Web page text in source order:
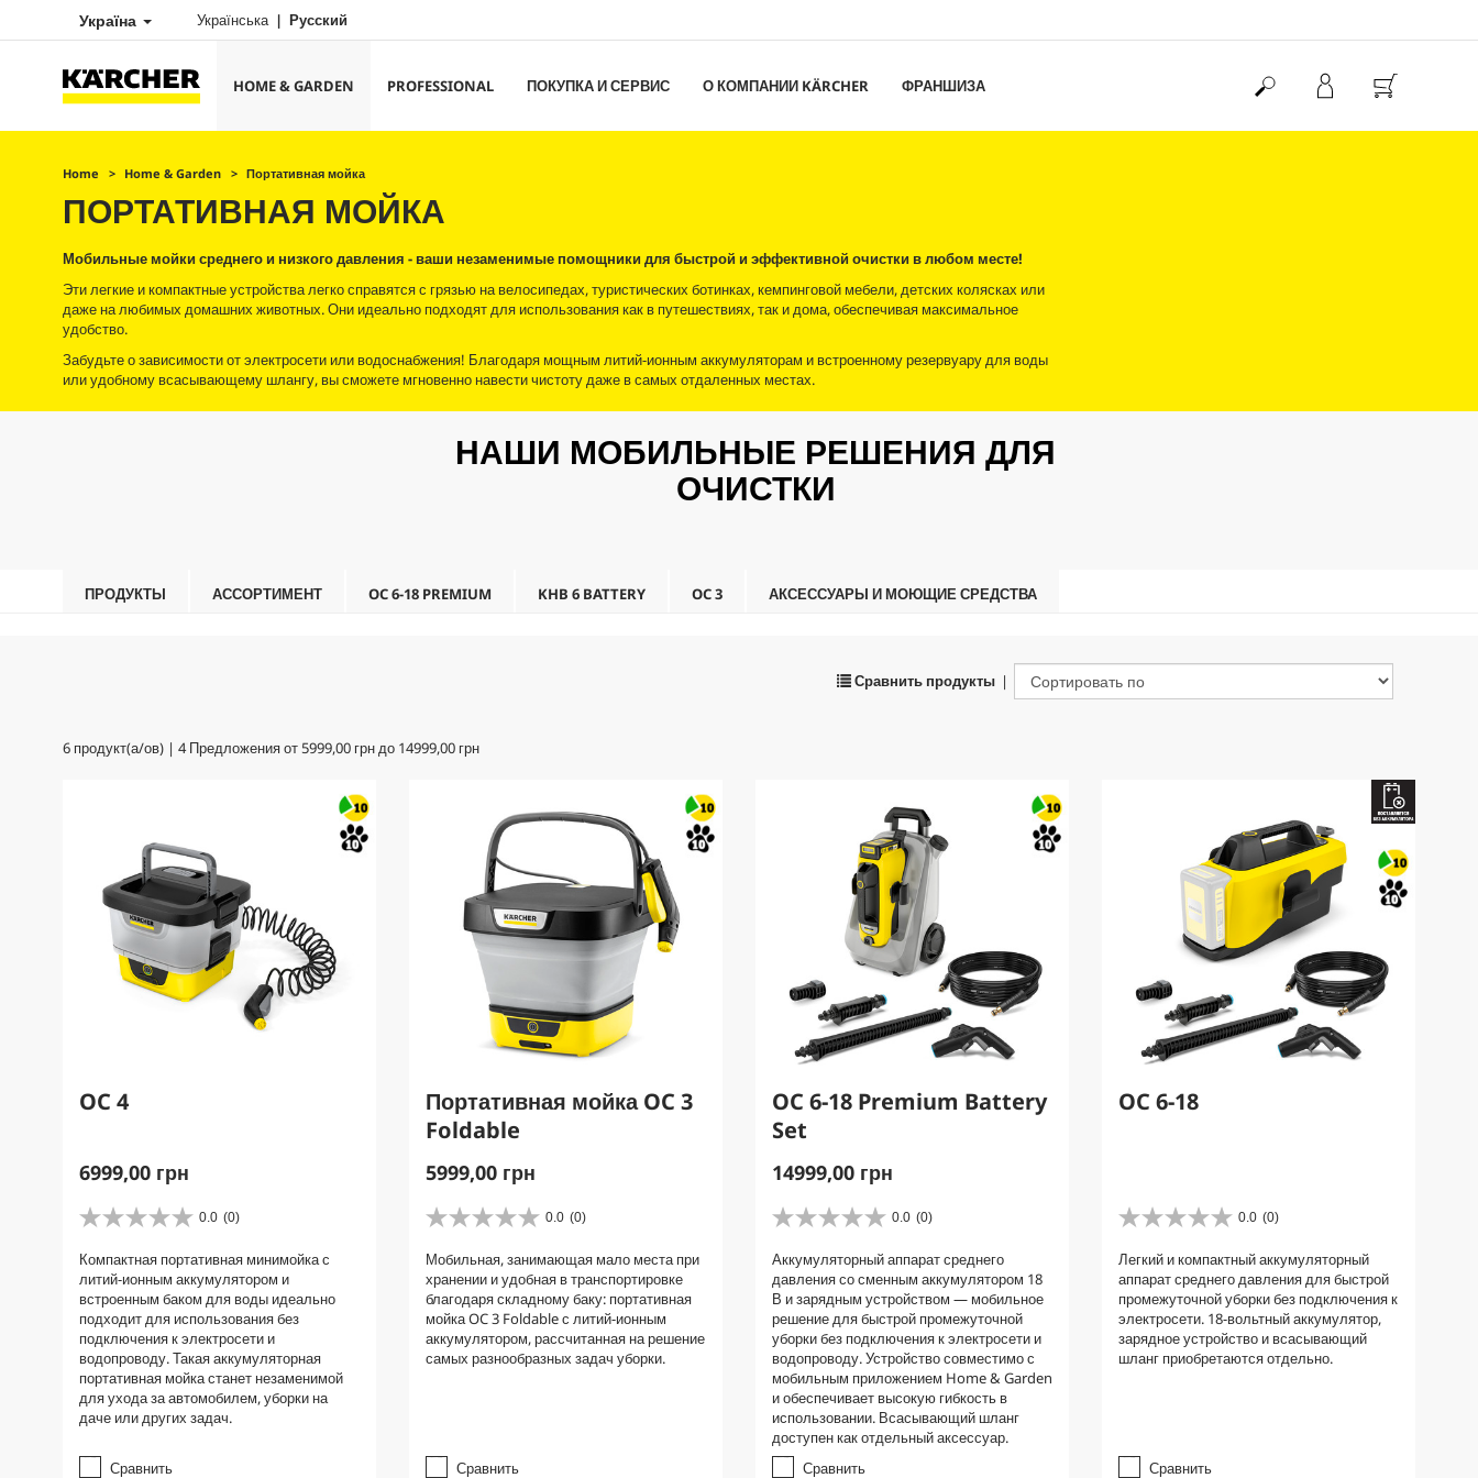
Україна Українська Русский
HOME & GARDEN PROFESSIONAL ПОКУПКА И СЕРВИС О КОМПАНИИ KÄRCHER ФРАНШИЗА
Home Home & Garden Портативная мойка
ПОРТАТИВНАЯ МОЙКА
Мобильные мойки среднего и низкого давления - ваши незаменимые помощники для быстрой и эффективной очистки в любом месте!
Эти легкие и компактные устройства легко справятся с грязью на велосипедах, туристических ботинках, кемпинговой мебели, детских колясках или
даже на любимых домашних животных. Они идеально подходят для использования как в путешествиях, так и дома, обеспечивая максимальное
удобство.
Забудьте о зависимости от электросети или водоснабжения! Благодаря мощным литий-ионным аккумуляторам и встроенному резервуару для воды
или удобному всасывающему шлангу, вы сможете мгновенно навести чистоту даже в самых отдаленных местах.
НАШИ МОБИЛЬНЫЕ РЕШЕНИЯ ДЛЯ
ОЧИСТКИ
ПРОДУКТЫ АССОРТИМЕНТ OC 6-18 PREMIUM KHB 6 BATTERY OC 3 АКСЕССУАРЫ И МОЮЩИЕ СРЕДСТВА
Сравнить продукты |
6 продукт(а/ов) | 4Предложения от5999,00 грндо 14999,00 грн
OC 4
C
r
e
n
t
p
r
o
d
c
6999,00 грн
0.0 (0)
0
0
и
з
5
з
в
е
з
д
Компактная портативная минимойка с
литий-ионным аккумулятором и
встроенным баком для воды идеально
подходит для использования без
подключения к электросети и
водопроводу. Такая аккумуляторная
портативная мойка станет незаменимой
для ухода за автомобилем, уборки на
даче или других задач.
Сравнить
Портативная мойка OC 3
Foldable
C
r
e
n
t
p
r
c
5999,00 грн
0.0 (0)
0
0
и
з
5
з
в
Мобильная, занимающая мало места при
хранении и удобная в транспортировке
благодаря складному баку: портативная
мойка OC 3 Foldable с литий-ионным
аккумулятором, рассчитанная на решение
самых разнообразных задач уборки.
Сравнить
OC 6-18 Premium Battery
Set
C
r
e
n
t
p
r
o
d
u
c
14999,00 грн
0.0 (0)
0
0
и
з
5
з
в
е
з
д
.
Аккумуляторный аппарат среднего
давления со сменным аккумулятором 18
В и зарядным устройством — мобильное
решение для быстрой промежуточной
уборки без подключения к электросети и
водопроводу. Устройство совместимо с
мобильным приложением Home & Garden
и обеспечивает высокую гибкость в
использовании. Всасывающий шланг
доступен как отдельный аксессуар.
Сравнить
OC 6-18
0.0 (0)
0
0
и
з
5
з
в
Легкий и компактный аккумуляторный
аппарат среднего давления для быстрой
промежуточной уборки без подключения к
электросети. 18-вольтный аккумулятор,
зарядное устройство и всасывающий
шланг приобретаются отдельно.
Сравнить